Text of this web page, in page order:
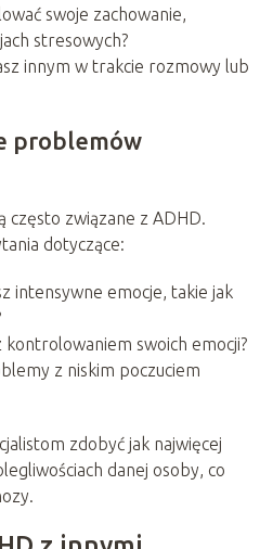
swoje zachowanie,
stresowych?
innym w trakcie rozmowy lub
problemów
często związane z ADHD.
dotyczące:
intensywne emocje, takie jak
kontrolowaniem swoich emocji?
z niskim poczuciem
zdobyć jak najwięcej
danej osoby, co